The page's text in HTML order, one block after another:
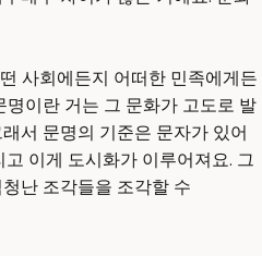
사회에든지 어떠한 민족에게든
이란 거는 그 문화가 고도로 발
서 문명의 기준은 문자가 있어
이게 도시화가 이루어져요. 그
난 조각들을 조각할 수